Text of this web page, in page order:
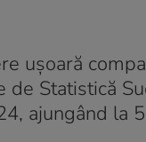
ușoară
Statistică
ajungând la